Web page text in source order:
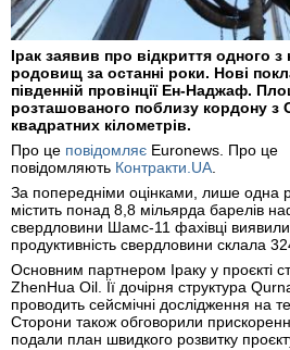
Ірак заявив про відкриття одного
родовищ за останні роки. Нові
південній провінції Ен-Наджаф.
розташованого поблизу кордону
квадратних кілометрів.
Про це повідомляє Euronews. Про це
повідомляють Контракти.UA
За попередніми оцінками, лише одна
містить понад 8,8 мільярда барелів
свердловини Шамс-11 фахівці
продуктивність свердловини склала
Основним партнером Іраку у проєкті
ZhenHua Oil. Її дочірня структура
проводить сейсмічні дослідження на
Сторони також обговорили
подали план швидкого розвитку